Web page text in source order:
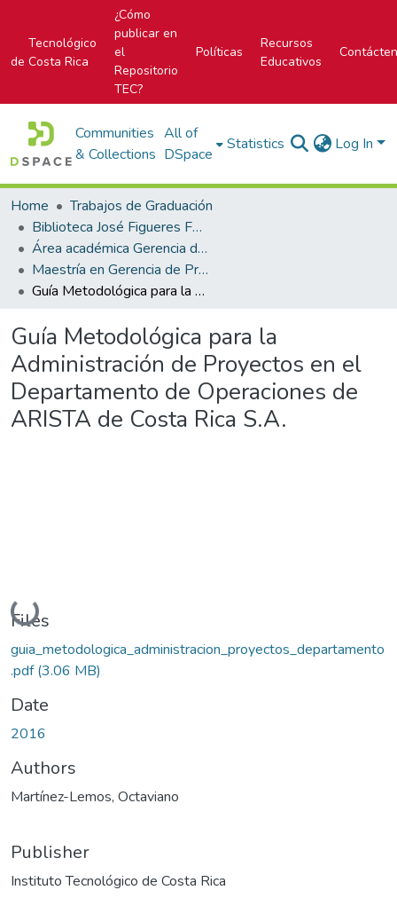
Tecnológico
de Costa Rica
¿Cómo
publicar en
el
Repositorio
TEC?
Políticas
Recursos
Educativos
Communities
& Collections
All of
DSpace
Statistics Log In
Home
Trabajos de Graduación
Biblioteca José Figueres Ferrer
Área académica Gerencia de Proyectos
Maestría en Gerencia de Proyectos
Guía Metodológica para la Administración de Proyectos en el Departamento de Operaciones de ARISTA de Costa Rica S.A.
Guía Metodológica para la
Administración de Proyectos en el
Departamento de Operaciones de
ARISTA de Costa Rica S.A.
Loading...
Files
guia_metodologica_administracion_proyectos_departamento
.pdf(3.06 MB)
Date
2016
Authors
Martínez-Lemos, Octaviano
Publisher
Instituto Tecnológico de Costa Rica